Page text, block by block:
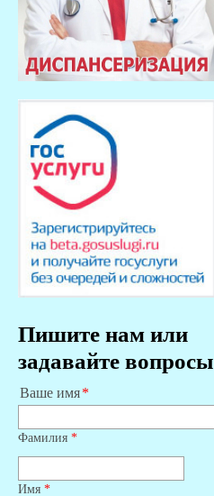
Пишите нам или
задавайте вопросы
Ваше имя
Фамилия *
Имя *